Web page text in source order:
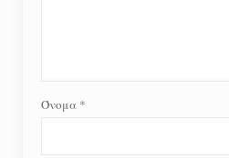
Όνομα *